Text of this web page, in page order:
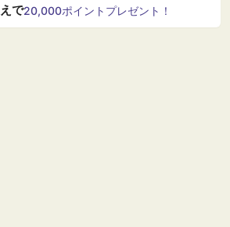
で20,000ポイントプレゼント！